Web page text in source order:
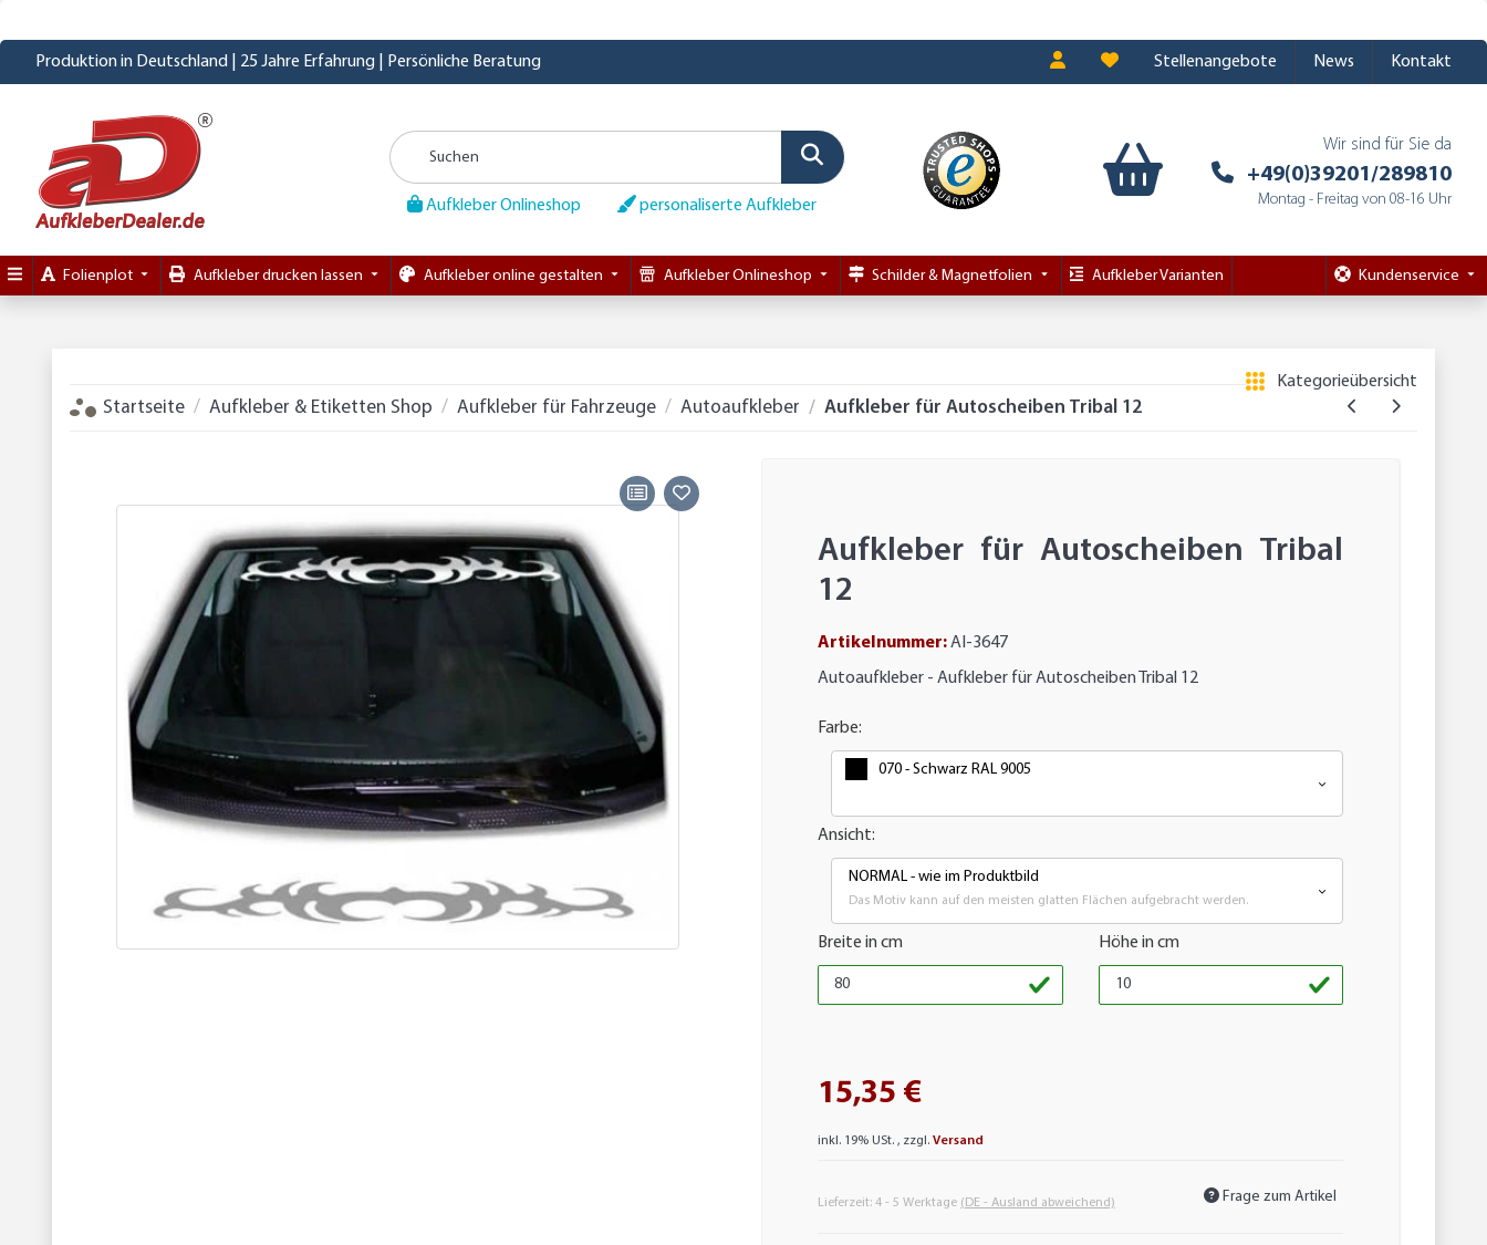
Produktion in Deutschland | 25 Jahre Erfahrung | Persönliche Beratung Stellenangebote News Kontakt
Aufkleber Onlineshop personaliserte Aufkleber
Wir sind für Sie da
+49(0)39201/289810
Montag - Freitag von 08-16 Uhr
Folienplot Aufkleber drucken lassen Aufkleber online gestalten Aufkleber Onlineshop Schilder & Magnetfolien Aufkleber Varianten Kundenservice
Startseite Aufkleber & Etiketten Shop Aufkleber für Fahrzeuge Autoaufkleber Aufkleber für Autoscheiben Tribal 12
Kategorieübersicht
Aufkleber für Autoscheiben Tribal
12
Artikelnummer:AI-3647
Autoaufkleber - Aufkleber für Autoscheiben Tribal 12
Farbe:
070 - Schwarz RAL 9005
Ansicht:
NORMAL - wie im Produktbild
Das Motiv kann auf den meisten glatten Flächen aufgebracht werden.
Breite in cm Höhe in cm
15,35 €
inkl. 19% USt. , zzgl. Versand
Lieferzeit: 4 - 5 Werktage (DE - Ausland abweichend) Frage zum Artikel